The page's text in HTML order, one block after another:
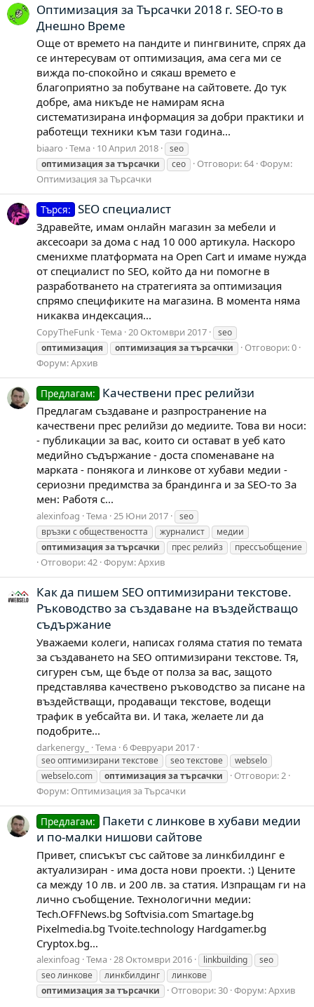
Оптимизация за Търсачки 2018 г. SEO-то в
Днешно Време
Още от времето на пандите и пингвините, спрях да
се интересувам от оптимизация, ама сега ми се
вижда по-спокойно и сякаш времето е
благоприятно за побутване на сайтовете. До тук
добре, ама никъде не намирам ясна
систематизирана информация за добри практики и
работещи техники към тази година...
biaaro Тема 10 Април 2018
seo
оптимизациязатърсачки сео Отговори: 64 Форум:
Оптимизация за Търсачки
Търся: SEO специалист
Здравейте, имам онлайн магазин за мебели и
аксесоари за дома с над 10 000 артикула. Наскоро
сменихме платформата на Open Cart и имаме нужда
от специалист по SEO, който да ни помогне в
разработването на стратегията за оптимизация
спрямо спецификите на магазина. В момента няма
никаква индексация...
CopyTheFunk Тема 20 Октомври 2017
seo
оптимизация
оптимизациязатърсачки
Отговори: 0
Форум:Архив
Предлагам: Качествени прес релийзи
Предлагам създаване и разпространение на
качествени прес релийзи до медиите. Това ви носи:
- публикации за вас, които си остават в уеб като
медийно съдържание - доста споменаване на
марката - понякога и линкове от хубави медии -
сериозни предимства за брандинга и за SEO-то За
мен: Работя с...
alexinfoag Тема 25 Юни 2017
seo
връзки с обществеността
журналист
медии
оптимизациязатърсачки прес релийз прессъобщение
Отговори: 42 Форум:Архив
Как да пишем SEO оптимизирани текстове.
Ръководство за създаване на въздействащо
съдържание
Уважаеми колеги, написах голяма статия по темата
за създаването на SEO оптимизирани текстове. Тя,
сигурен съм, ще бъде от полза за вас, защото
представлява качествено ръководство за писане на
въздействащи, продаващи текстове, водещи
трафик в уебсайта ви. И така, желаете ли да
подобрите...
darkenergy_ Тема 6 Февруари 2017
seo оптимизирани текстове seo текстове
webselo
webselo.com
оптимизациязатърсачки
Отговори: 2
Форум: Оптимизация за Търсачки
Предлагам:
Пакети с линкове в хубави медии
и по-малки нишови сайтове
Привет, списъкът със сайтове за линкбилдинг е
актуализиран - има доста нови проекти. :) Цените
са между 10 лв. и 200 лв. за статия. Изпращам ги на
лично съобщение. Технологични медии:
Tech.OFFNews.bg Softvisia.com Smartage.bg
Pixelmedia.bg Tvoite.technology Hardgamer.bg
Cryptox.bg...
alexinfoag Тема 28 Октомври 2016 linkbuilding
seo
seo линкове
линкбилдинг
линкове
оптимизациязатърсачки Отговори: 30 Форум:Архив